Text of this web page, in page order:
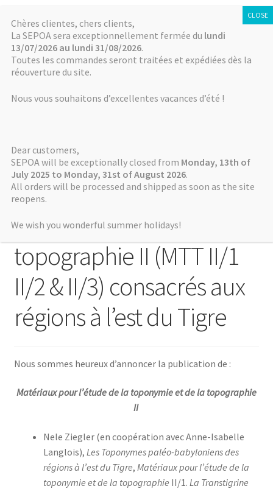
Aller
à
la
navigation
Aller
au
contenu
SÉPOA
Accueil
Mémoires de NABU
Autres séries
Boutique / Online Store
Comment payer ? How to pay?
Contacts
Accueil MTT
Parution de Matériaux pour l’étude de la
régions à l’est du Tigre
Parution de Matériaux
pour l’étude de la
toponymie et de la
topographie II (MTT II/1
II/2 & II/3) consacrés aux
régions à l’est du Tigre
Nous sommes heureux d’annoncer la publication de :
Matériaux pour l’étude de la toponymie et de la topographie
II
Nele Ziegler (en coopération avec Anne-Isabelle
Langlois), Les Toponymes paléo-babyloniens des
régions à l’est du Tigre, Matériaux pour l’étude de la
toponymie et de la topographie II/1. La Transtigrine
Chères clientes, chers clients,
La SEPOA sera exceptionnellement fermée du lundi
13/07/2026 au lundi 31/08/2026.
Toutes les commandes seront traitées et expédiées dès la
réouverture du site.
Nous vous souhaitons d’excellentes vacances d’été !
Dear customers,
SEPOA will be exceptionally closed from Monday, 13th of
July 2025 to Monday, 31st of August 2026.
All orders will be processed and shipped as soon as the site
reopens.
We wish you wonderful summer holidays!